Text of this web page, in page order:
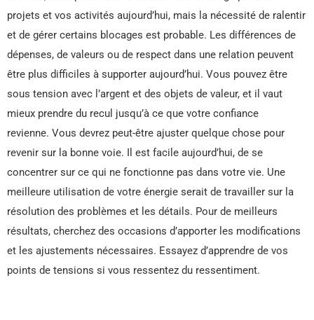
projets et vos activités aujourd’hui, mais la nécessité de ralentir
et de gérer certains blocages est probable. Les différences de
dépenses, de valeurs ou de respect dans une relation peuvent
être plus difficiles à supporter aujourd’hui. Vous pouvez être
sous tension avec l’argent et des objets de valeur, et il vaut
mieux prendre du recul jusqu’à ce que votre confiance
revienne. Vous devrez peut-être ajuster quelque chose pour
revenir sur la bonne voie. Il est facile aujourd’hui, de se
concentrer sur ce qui ne fonctionne pas dans votre vie. Une
meilleure utilisation de votre énergie serait de travailler sur la
résolution des problèmes et les détails. Pour de meilleurs
résultats, cherchez des occasions d’apporter les modifications
et les ajustements nécessaires. Essayez d’apprendre de vos
points de tensions si vous ressentez du ressentiment.